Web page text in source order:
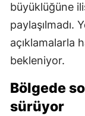
büyüklüğüne
paylaşılmadı.
açıklamalarla
bekleniyor.
Bölgede
sürüyor